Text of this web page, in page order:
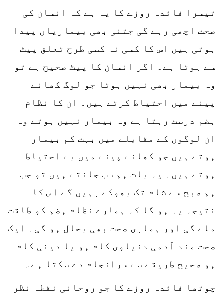
تیسرا فائدہ روزے کا یہ ہے کہ انسان کی
صحت اچھی رہے گی جتنی بھی بیماریاں پیدا
ہوتی ہیں اس کا کسی نہ کسی طرح تعلق پیٹ
سے ہوتا ہے۔ اگر انسان کا پیٹ صحیح ہے تو
وہ بیمار بھی نہیں ہوتا جو لوگ کھانے
پینے میں احتیاط کرتے ہیں۔ ان کا نظام
ہضم درست رہتا ہے وہ بیمار نہیں ہوتے وہ
ان لوگوں کے مقابلے میں بہت کم بیمار
ہوتے ہیں جو کھانے پینے میں بے احتیاط
ہوتے ہیں۔ یہ بات ہم سب جانتے ہیں تو جب
ہم صبح سے شام تک بھوکے رہیں گے اس کا
نتیجہ یہ ہو گا کہ ہمارے نظام ہضم کو طاقت
ملے گی اور ہماری صحت بھی بحال ہو گی۔ ایک
صحت مند آدمی دنیاوی کام ہو یا دینی کام
ہو صحیح طریقے سے سرانجام دے سکتا ہے۔
چوتھا فائدہ روزے کا جو روحانی نقطہ نظر